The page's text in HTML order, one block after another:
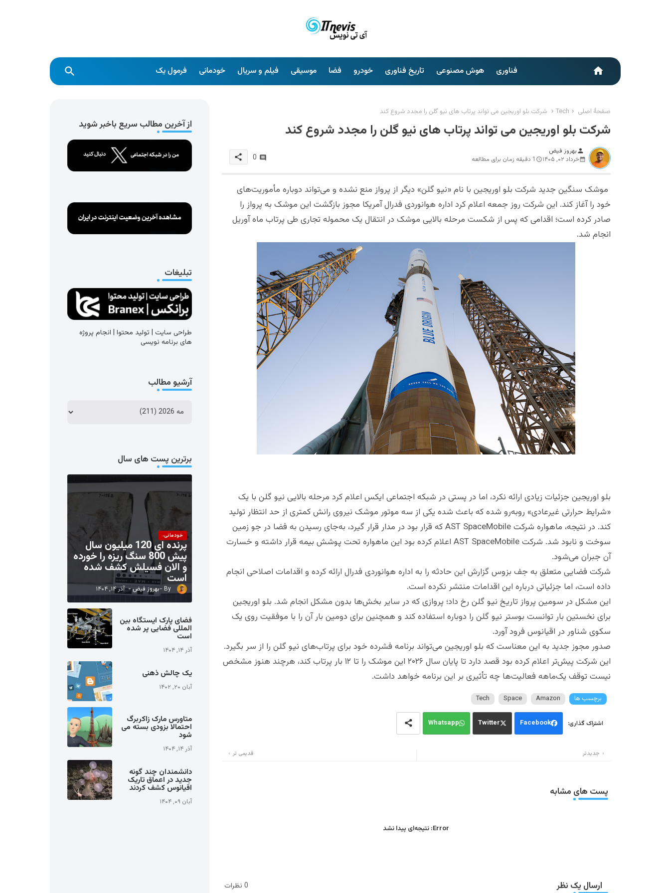
home فناوری هوش مصنوعی تاریخ فناوری خودرو فضا موسیقی فیلم و سریال خودمانی فرمول یک
صفحهٔ اصلی Tech شرکت بلو اوریجین می تواند پرتاب های نیو گلن را مجدد شروع کند
شرکت بلو اوریجین می تواند پرتاب های نیو گلن را مجدد شروع کند
person بهروز فیض
خرداد ۰۲, ۱۴۰۵
1 دقیقه زمان برای مطالعه 0
share
موشک سنگین جدید شرکت بلو اوریجین با نام «نیو گلن» دیگر از پرواز منع نشده و می‌تواند دوباره مأموریت‌های
خود را آغاز کند. این شرکت روز جمعه اعلام کرد اداره هوانوردی فدرال آمریکا مجوز بازگشت این موشک به پرواز را
صادر کرده است؛ اقدامی که پس از شکست مرحله بالایی موشک در انتقال یک محموله تجاری طی پرتاب ماه آوریل
انجام شد.
بلو اوریجین جزئیات زیادی ارائه نکرد، اما در پستی در شبکه اجتماعی ایکس اعلام کرد مرحله بالایی نیو گلن با یک
«شرایط حرارتی غیرعادی» روبه‌رو شده که باعث شده یکی از سه موتور موشک نیروی رانش کمتری از حد انتظار تولید
کند. در نتیجه، ماهواره شرکت AST SpaceMobile که قرار بود در مدار قرار گیرد، به‌جای رسیدن به فضا در جو زمین
سوخت و نابود شد. شرکت AST SpaceMobile اعلام کرده بود این ماهواره تحت پوشش بیمه قرار داشته و خسارت
آن جبران می‌شود.
شرکت فضایی متعلق به جف بزوس گزارش این حادثه را به اداره هوانوردی فدرال ارائه کرده و اقدامات اصلاحی انجام
داده است، اما جزئیاتی درباره این اقدامات منتشر نکرده است.
این مشکل در سومین پرواز تاریخ نیو گلن رخ داد؛ پروازی که در سایر بخش‌ها بدون مشکل انجام شد. بلو اوریجین
برای نخستین بار توانست بوستر نیو گلن را دوباره استفاده کند و همچنین برای دومین بار آن را با موفقیت روی یک
سکوی شناور در اقیانوس فرود آورد.
صدور مجوز جدید به این معناست که بلو اوریجین می‌تواند برنامه فشرده خود برای پرتاب‌های نیو گلن را از سر بگیرد.
این شرکت پیش‌تر اعلام کرده بود قصد دارد تا پایان سال ۲۰۲۶ این موشک را تا ۱۲ بار پرتاب کند، هرچند هنوز مشخص
نیست توقف یک‌ماهه فعالیت‌ها چه تأثیری بر این برنامه خواهد داشت.
برچسب ها Amazon
Space
Tech
Facebook
Twitter
Whatsapp
جدیدتر قدیمی تر
پست های مشابه
Error: نتیجه‌ای پیدا نشد
ارسال یک نظر 0 نظرات
از آخرین مطالب سریع باخبر شوید
تبلیغات
طراحی سایت | تولید محتوا | انجام پروژه
های برنامه نویسی
آرشیو مطالب
برترین پست های سال
خودمانی،
پرنده ای 120 میلیون سال
پیش 800 سنگ ریزه را خورده
و الان فسیلش کشف شده
است
بهروز فیض آذر ۱۴, ۱۴۰۴
فضای پارک ایستگاه بین
المللی فضایی پر شده
است
آذر ۱۴, ۱۴۰۴
یک چالش ذهنی
آبان ۲۰, ۱۴۰۲
متاورس مارک زاکربرگ
احتمالا بزودی بسته می
شود
آذر ۱۴, ۱۴۰۴
دانشمندان چند گونه
جدید در اعماق تاریک
اقیانوس کشف کردند
آبان ۰۹, ۱۴۰۴